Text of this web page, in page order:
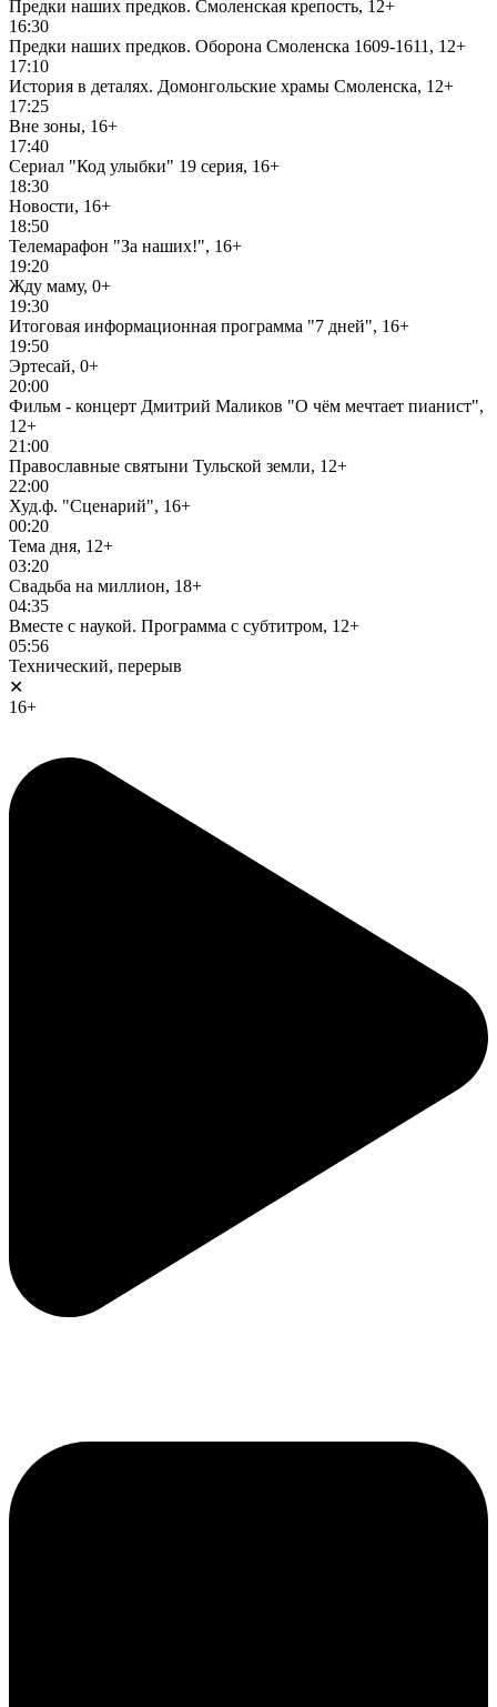
Предки наших предков. Смоленская крепость, 12+
16:30
Предки наших предков. Оборона Смоленска 1609-1611, 12+
17:10
История в деталях. Домонгольские храмы Смоленска, 12+
17:25
Вне зоны, 16+
17:40
Сериал "Код улыбки" 19 серия, 16+
18:30
Новости, 16+
18:50
Телемарафон "За наших!", 16+
19:20
Жду маму, 0+
19:30
Итоговая информационная программа "7 дней", 16+
19:50
Эртесай, 0+
20:00
Фильм - концерт Дмитрий Маликов "О чём мечтает пианист",
12+
21:00
Православные святыни Тульской земли, 12+
22:00
Худ.ф. "Сценарий", 16+
00:20
Тема дня, 12+
03:20
Свадьба на миллион, 18+
04:35
Вместе с наукой. Программа с субтитром, 12+
05:56
Технический, перерыв
✕
16+